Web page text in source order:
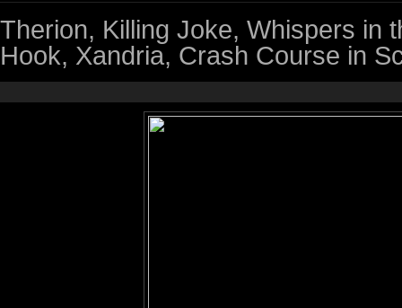
Therion, Killing Joke, Whispers in
Hook, Xandria, Crash Course in